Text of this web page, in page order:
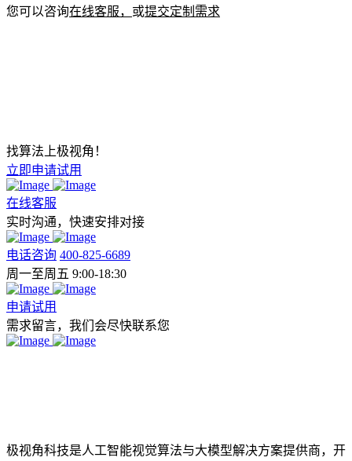
您可以咨询在线客服， 或提交定制需求
找算法上极视角！
立即申请试用
在线客服
实时沟通，快速安排对接
电话咨询 400-825-6689
周一至周五 9:00-18:30
申请试用
需求留言，我们会尽快联系您
极视角科技是人工智能视觉算法与大模型解决方案提供商，开